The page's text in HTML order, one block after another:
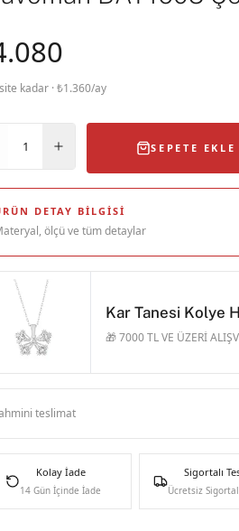
kadar · ₺1.360/ay
1 SEPETE EKLE
DETAY BILGISI
ölçü ve tüm detaylar
Kar Tanesi Kolye
🎁 7000 TL VE ÜZERİ
teslimat
Kolay İade
14 Gün İçinde İade
Sigortalı
Ücretsiz